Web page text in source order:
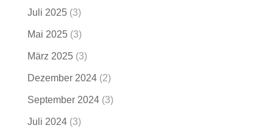
Juli 2025(3)
Mai 2025(3)
März 2025(3)
Dezember 2024(2)
September 2024(3)
Juli 2024(3)